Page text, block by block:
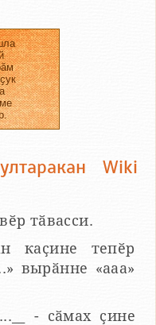
Wiki
тӑвасси.
каҫине тепӗр
вырӑнне «ааа»
- сӑмах ҫине